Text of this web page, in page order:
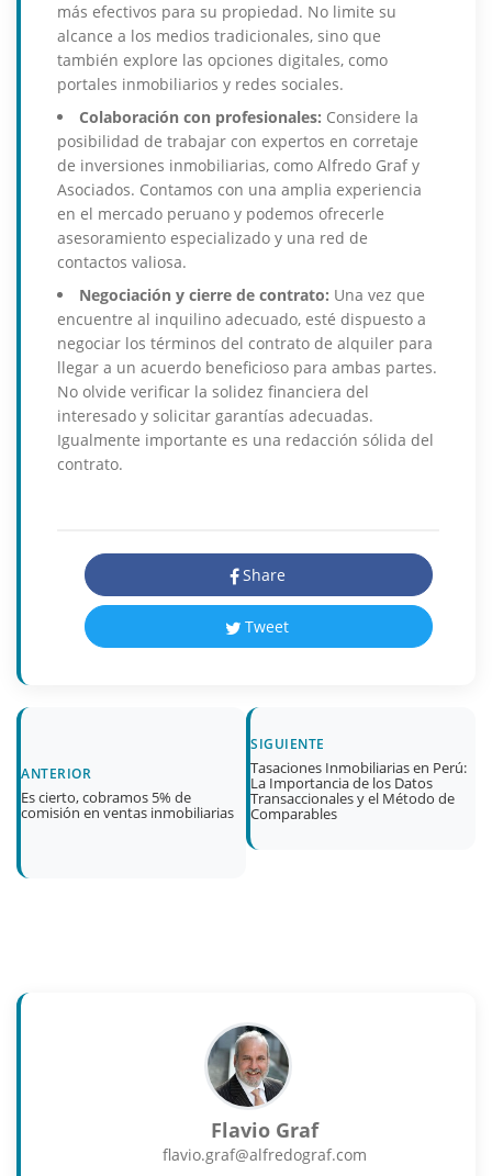
más efectivos para su propiedad. No limite su
alcance a los medios tradicionales, sino que
también explore las opciones digitales, como
portales inmobiliarios y redes sociales.
Colaboración con profesionales: Considere la
posibilidad de trabajar con expertos en corretaje
de inversiones inmobiliarias, como Alfredo Graf y
Asociados. Contamos con una amplia experiencia
en el mercado peruano y podemos ofrecerle
asesoramiento especializado y una red de
contactos valiosa.
Negociación y cierre de contrato: Una vez que
encuentre al inquilino adecuado, esté dispuesto a
negociar los términos del contrato de alquiler para
llegar a un acuerdo beneficioso para ambas partes.
No olvide verificar la solidez financiera del
interesado y solicitar garantías adecuadas.
Igualmente importante es una redacción sólida del
contrato.
Share
Tweet
ANTERIOR
Es cierto, cobramos 5% de
comisión en ventas inmobiliarias
SIGUIENTE
Tasaciones Inmobiliarias en Perú:
La Importancia de los Datos
Transaccionales y el Método de
Comparables
Flavio Graf
flavio.graf@alfredograf.com